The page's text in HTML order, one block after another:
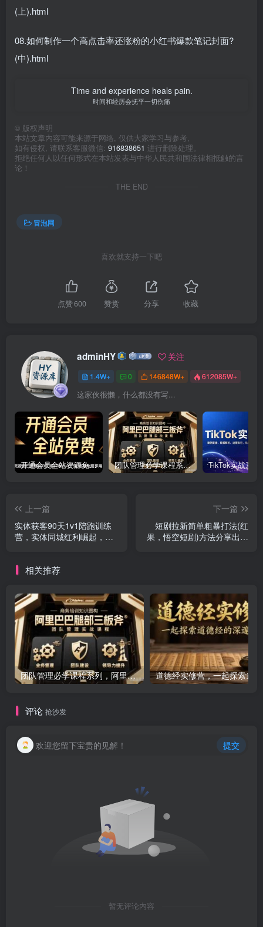
(上).html
08.如何制作一个高点击率还涨粉的小红书爆款笔记封面?
(中).html
Time and experience heals pain.
时间和经历会抚平一切伤痛
© 版权声明
本站文章内容可能来源于网络, 仅供大家学习与参考,
如有侵权, 请联系客服微信: 916838651 进行删除处理。
拒绝任何人以任何形式在本站发表与中华人民共和国法律相抵触的言
论！
THE END
冒泡网
喜欢就支持一下吧
点赞600 赞赏 分享 收藏
adminHY 关注
1.4W+ 0 146848W+ 612085W+
这家伙很懒，什么都没有写...
开通会员全站资源免费下载 开通VIP会员 HY资源库 团队管理必学课程系列，阿里巴巴“腿部三板斧”
上一篇
实体获客90天1v1陪跑训练
营，实体同城红利崛起，带
下一篇
短剧拉新简单粗暴打法(红
果，悟空短剧)方法分享出来
相关推荐
团队管理必学课程系列，阿里巴巴“腿部三板斧”
评论 抢沙发
欢迎您留下宝贵的见解！ 提交
暂无评论内容